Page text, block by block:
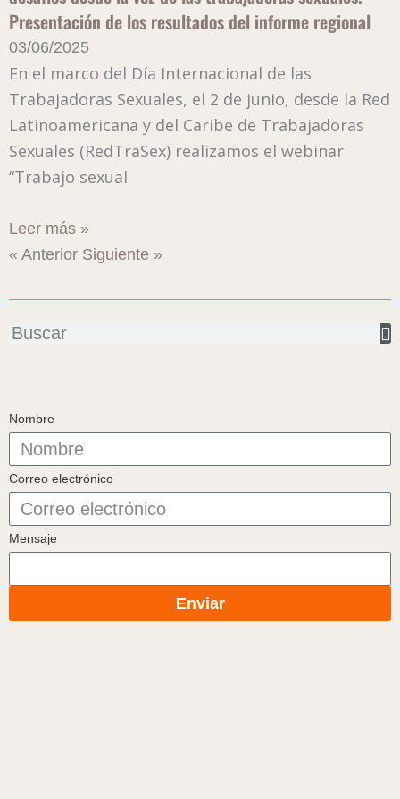
Presentación de los resultados del informe regional
03/06/2025
En el marco del Día Internacional de las
Trabajadoras Sexuales, el 2 de junio, desde la Red
Latinoamericana y del Caribe de Trabajadoras
Sexuales (RedTraSex) realizamos el webinar
“Trabajo sexual
Leer más »
« Anterior Siguiente »
Buscar
Nombre
Correo electrónico
Mensaje
Enviar